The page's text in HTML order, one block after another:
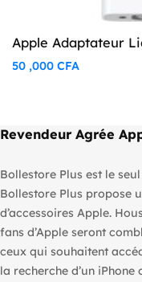
Apple Adaptateur
50 ,000 CFA
Revendeur Agrée
Bollestore Plus est le
Bollestore Plus propose
d’accessoires Apple.
fans d’Apple seront
ceux qui souhaitent
la recherche d’un iPhone